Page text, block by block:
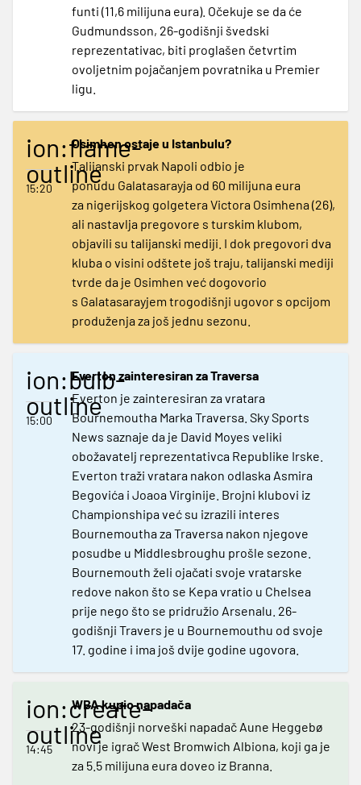
funti (11,6 milijuna eura). Očekuje se da će
Gudmundsson, 26-godišnji švedski
reprezentativac, biti proglašen četvrtim
ovoljetnim pojačanjem povratnika u Premier
ligu.
ion:flame-
outline
15:20
Osimhen ostaje u Istanbulu?
Talijanski prvak Napoli odbio je
ponudu Galatasarayja od 60 milijuna eura
za nigerijskog golgetera Victora Osimhena (26),
ali nastavlja pregovore s turskim klubom,
objavili su talijanski mediji. I dok pregovori dva
kluba o visini odštete još traju, talijanski mediji
tvrde da je Osimhen već dogovorio
s Galatasarayjem trogodišnji ugovor s opcijom
produženja za još jednu sezonu.
ion:bulb-
outline
15:00
Everton zainteresiran za Traversa
Everton je zainteresiran za vratara
Bournemoutha Marka Traversa. Sky Sports
News saznaje da je David Moyes veliki
obožavatelj reprezentativca Republike Irske.
Everton traži vratara nakon odlaska Asmira
Begovića i Joaoa Virginije. Brojni klubovi iz
Championshipa već su izrazili interes
Bournemoutha za Traversa nakon njegove
posudbe u Middlesbroughu prošle sezone.
Bournemouth želi ojačati svoje vratarske
redove nakon što se Kepa vratio u Chelsea
prije nego što se pridružio Arsenalu. 26-
godišnji Travers je u Bournemouthu od svoje
17. godine i ima još dvije godine ugovora.
ion:create-
outline
14:45
WBA kupio napadača
23-godišnji norveški napadač Aune Heggebø
novi je igrač West Bromwich Albiona, koji ga je
za 5.5 milijuna eura doveo iz Branna.